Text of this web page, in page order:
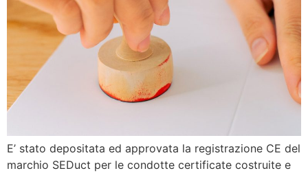
E’ stato depositata ed approvata la registrazione CE del
marchio SEDuct per le condotte certificate costruite e